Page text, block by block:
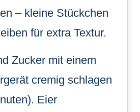
– kleine Stückchen
für extra Textur.
Zucker mit einem
cremig schlagen
Eier